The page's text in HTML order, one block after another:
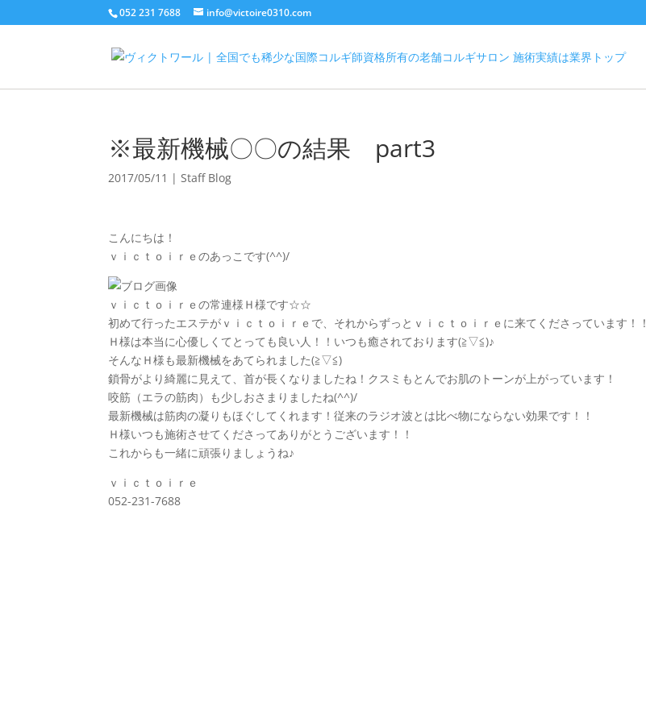
052 231 7688 info@victoire0310.com
※最新機械〇〇の結果 part3
2017/05/11 |Staff Blog
こんにちは！
ｖｉｃｔｏｉｒｅのあっこです(^^)/
ｖｉｃｔｏｉｒｅの常連様Ｈ様です☆☆
初めて行ったエステがｖｉｃｔｏｉｒｅで、それからずっとｖｉｃｔｏｉｒｅに来てくださっています！！
Ｈ様は本当に心優しくてとっても良い人！！いつも癒されております(≧▽≦)♪
そんなＨ様も最新機械をあてられました(≧▽≦)
鎖骨がより綺麗に見えて、首が長くなりましたね！クスミもとんでお肌のトーンが上がっています！
咬筋（エラの筋肉）も少しおさまりましたね(^^)/
最新機械は筋肉の凝りもほぐしてくれます！従来のラジオ波とは比べ物にならない効果です！！
Ｈ様いつも施術させてくださってありがとうございます！！
これからも一緒に頑張りましょうね♪
ｖｉｃｔｏｉｒｅ
052-231-7688